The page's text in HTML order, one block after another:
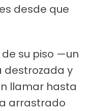
desde que
su piso —un
destrozada y
llamar hasta
arrastrado